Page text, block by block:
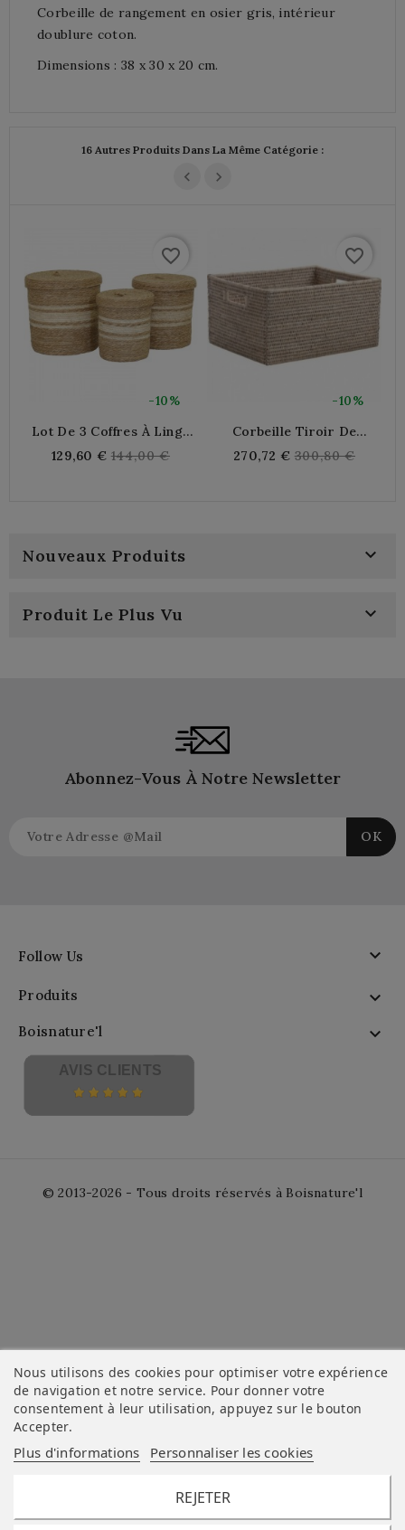
Corbeille de rangement en osier gris, intérieur
doublure coton.
Dimensions : 38 x 30 x 20 cm.
16 Autres Produits Dans La Même Catégorie :
-10%
favorite_border
Lot De 3 Coffres À Linge
Couvercles | Paniers De
129,60 € Regular
144,00 €
-10%
favorite_border
Corbeille Tiroir De
270,72 € Regular
300,80 €
Nouveaux Produits 
Produit Le Plus Vu 
Abonnez-Vous À Notre Newsletter
Follow Us 
Produits 
Boisnature'l 
Nous utilisons des cookies pour optimiser votre expérience
de navigation et notre service. Pour donner votre
consentement à leur utilisation, appuyez sur le bouton
Accepter.
Plus d'informations Personnaliser les cookies
REJETER
AVIS CLIENTS
© 2013-2026 - Tous droits réservés à Boisnature'l